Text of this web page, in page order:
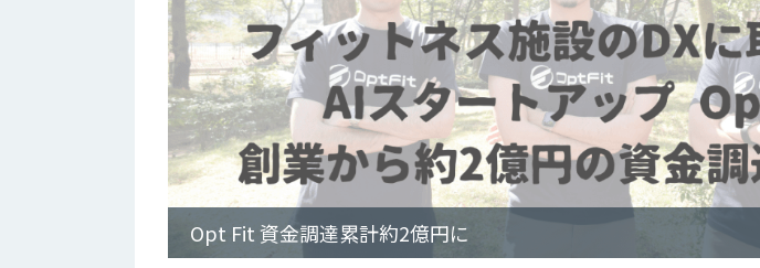
Opt Fit 資金調達累計約2億円に